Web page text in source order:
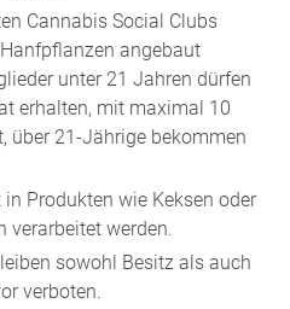
Cannabis Social Clubs
angebaut
unter 21 Jahren dürfen
erhalten, mit maximal 10
über 21-Jährige bekommen
Produkten wie Keksen oder
verarbeitet werden.
sowohl Besitz als auch
verboten.